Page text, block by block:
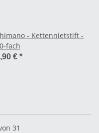
- Kettennietstift -
fach
€ *
31